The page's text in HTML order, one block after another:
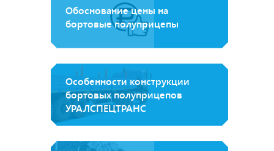
Обоснование цены на
бортовые полуприцепы
Особенности конструкции
бортовых полуприцепов
УРАЛСПЕЦТРАНС